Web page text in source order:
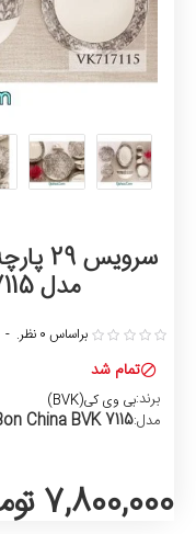
مدل 7115 بی وی کی(BVK)
تمام شد
برند:بی وی کی(BVK)
مدل:7115 Bon China BVK
براساس 0 نظر. -
7,800,000 تومان